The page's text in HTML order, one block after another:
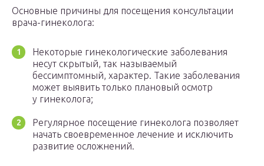
Основные причины для посещения консультации
врача-гинеколога:
Некоторые гинекологические заболевания
несут скрытый, так называемый
бессимптомный, характер. Такие заболевания
может выявить только плановый осмотр
у гинеколога;
Регулярное посещение гинеколога позволяет
начать своевременное лечение и исключить
развитие осложнений.